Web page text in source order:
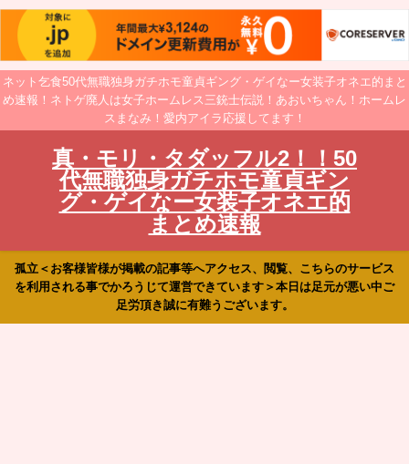
ネット乞食50代無職独身ガチホモ童貞ギング・ゲイなー女装子オネエ的まと
め速報！ネトゲ廃人は女子ホームレス三銃士伝説！あおいちゃん！ホームレ
スまなみ！愛内アイラ応援してます！
真・モリ・タダッフル2！！50
代無職独身ガチホモ童貞ギン
グ・ゲイなー女装子オネエ的
まとめ速報
孤立＜お客様皆様が掲載の記事等へアクセス、閲覧、こちらのサービス
を利用される事でかろうじて運営できています＞本日は足元が悪い中ご
足労頂き誠に有難うございます。